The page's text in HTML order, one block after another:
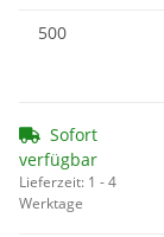
500
Sofort
verfügbar
Lieferzeit: 1 - 4
Werktage